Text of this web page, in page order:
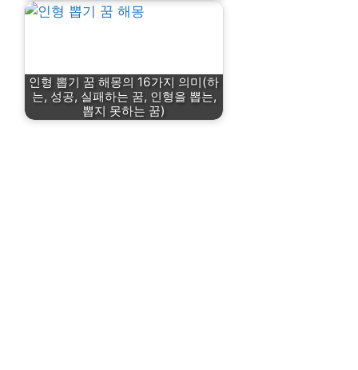
인형 뽑기 꿈 해몽의 16가지 의미(하
는, 성공, 실패하는 꿈, 인형을 뽑는,
뽑지 못하는 꿈)